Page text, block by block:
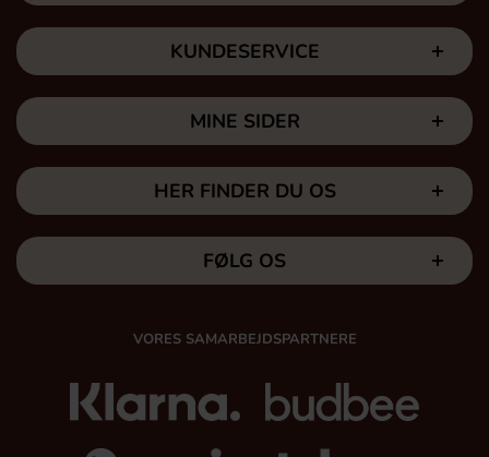
KUNDESERVICE
MINE SIDER
HER FINDER DU OS
FØLG OS
VORES SAMARBEJDSPARTNERE